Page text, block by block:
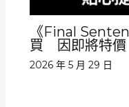
《Final
買 因即將特
2026 年 5 月 29 日